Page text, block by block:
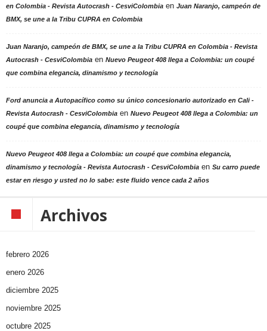
en Colombia - Revista Autocrash - CesviColombia en Juan Naranjo, campeón de
BMX, se une a la Tribu CUPRA en Colombia
Juan Naranjo, campeón de BMX, se une a la Tribu CUPRA en Colombia - Revista
Autocrash - CesviColombia en Nuevo Peugeot 408 llega a Colombia: un coupé
que combina elegancia, dinamismo y tecnología
Ford anuncia a Autopacífico como su único concesionario autorizado en Cali -
Revista Autocrash - CesviColombia en Nuevo Peugeot 408 llega a Colombia: un
coupé que combina elegancia, dinamismo y tecnología
Nuevo Peugeot 408 llega a Colombia: un coupé que combina elegancia,
dinamismo y tecnología - Revista Autocrash - CesviColombia en Su carro puede
estar en riesgo y usted no lo sabe: este fluido vence cada 2 años
Archivos
febrero 2026
enero 2026
diciembre 2025
noviembre 2025
octubre 2025